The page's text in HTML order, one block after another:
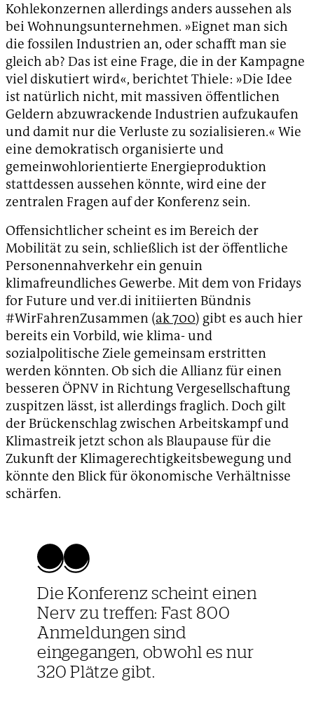
Kohlekonzernen allerdings anders aussehen als
bei Wohnungsunternehmen. »Eignet man sich
die fossilen Industrien an, oder schafft man sie
gleich ab? Das ist eine Frage, die in der Kampagne
viel diskutiert wird«, berichtet Thiele: »Die Idee
ist natürlich nicht, mit massiven öffentlichen
Geldern abzuwrackende Industrien aufzukaufen
und damit nur die Verluste zu sozialisieren.« Wie
eine demokratisch organisierte und
gemeinwohlorientierte Energieproduktion
stattdessen aussehen könnte, wird eine der
zentralen Fragen auf der Konferenz sein.
Offensichtlicher scheint es im Bereich der
Mobilität zu sein, schließlich ist der öffentliche
Personennahverkehr ein genuin
klimafreundliches Gewerbe. Mit dem von Fridays
for Future und ver.di initiierten Bündnis
#WirFahrenZusammen (ak 700) gibt es auch hier
bereits ein Vorbild, wie klima- und
sozialpolitische Ziele gemeinsam erstritten
werden könnten. Ob sich die Allianz für einen
besseren ÖPNV in Richtung Vergesellschaftung
zuspitzen lässt, ist allerdings fraglich. Doch gilt
der Brückenschlag zwischen Arbeitskampf und
Klimastreik jetzt schon als Blaupause für die
Zukunft der Klimagerechtigkeitsbewegung und
könnte den Blick für ökonomische Verhältnisse
schärfen.
Die Konferenz scheint einen
Nerv zu treffen: Fast 800
Anmeldungen sind
eingegangen, obwohl es nur
320 Plätze gibt.